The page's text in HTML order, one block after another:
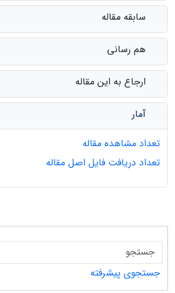
سابقه مقاله
هم رسانی
ارجاع به این مقاله
آمار
تعداد مشاهده مقاله
تعداد دریافت فایل اصل مقاله
جستجوی پیشرفته